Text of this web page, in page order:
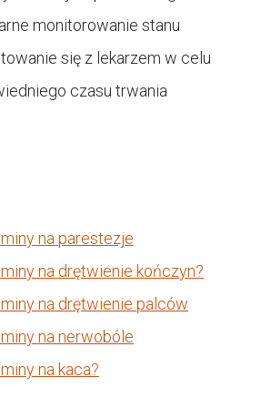
monitorowanie stanu
się z lekarzem w celu
czasu trwania
na parestezje
na drętwienie kończyn?
na drętwienie palców
na nerwobóle
na kaca?